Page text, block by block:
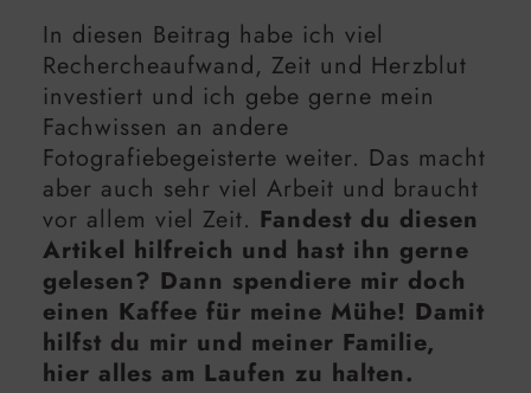
In diesen Beitrag habe ich viel
Rechercheaufwand, Zeit und Herzblut
investiert und ich gebe gerne mein
Fachwissen an andere
Fotografiebegeisterte weiter. Das macht
aber auch sehr viel Arbeit und braucht
vor allem viel Zeit. Fandest du diesen
Artikel hilfreich und hast ihn gerne
gelesen? Dann spendiere mir doch
einen Kaffee für meine Mühe! Damit
hilfst du mir und meiner Familie,
hier alles am Laufen zu halten.